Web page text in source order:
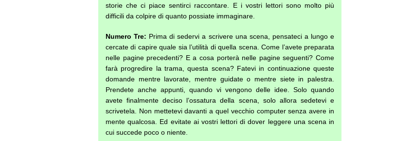
storie che ci piace sentirci raccontare. E i vostri lettori sono molto più
difficili da colpire di quanto possiate immaginare.
Numero Tre: Prima di sedervi a scrivere una scena, pensateci a lungo e
cercate di capire quale sia l’utilità di quella scena. Come l’avete preparata
nelle pagine precedenti? E a cosa porterà nelle pagine seguenti? Come
farà progredire la trama, questa scena? Fatevi in continuazione queste
domande mentre lavorate, mentre guidate o mentre siete in palestra.
Prendete anche appunti, quando vi vengono delle idee. Solo quando
avete finalmente deciso l’ossatura della scena, solo allora sedetevi e
scrivetela. Non mettetevi davanti a quel vecchio computer senza avere in
mente qualcosa. Ed evitate ai vostri lettori di dover leggere una scena in
cui succede poco o niente.